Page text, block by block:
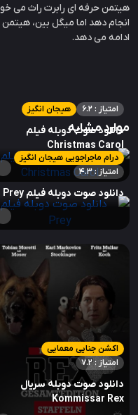
هیتمن حرفه ای رابرت راث می
انجام دهد اما میگل بین،
ادامه می دهد.
موارد مشابه
هیجان انگیز امتیاز : 6.2
دانلود صوت دوبله فیلم
Christmas Carol
درام ماجراجویی هیجان انگیز
امتیاز : 4.3
دانلود صوت دوبله فیلم Prey
اکشن جنایی معمایی
امتیاز : 7.2
دانلود صوت دوبله سریال
Kommissar Rex